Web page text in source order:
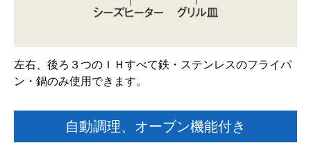
左右、後ろ３つのＩＨすべて鉄・ステンレスのフライパ
ン・鍋のみ使用できます。
自動調理、オーブン機能付き